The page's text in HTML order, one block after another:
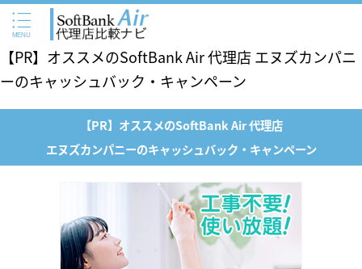
【PR】オススメのSoftBank Air 代理店 エヌズカンパニ
ーのキャッシュバック・キャンペーン
【PR】オススメのSoftBank Air 代理店
エヌズカンパニーのキャッシュバック・キャンペーン